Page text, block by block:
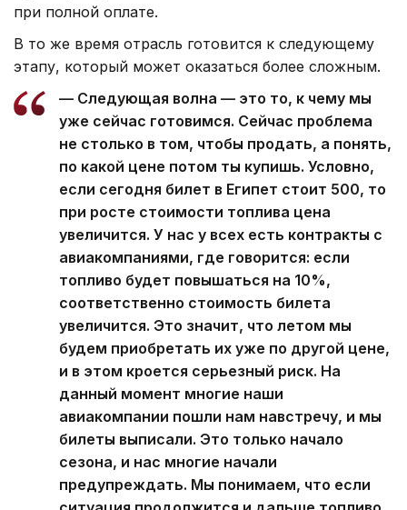
при полной оплате.
В то же время отрасль готовится к следующему
этапу, который может оказаться более сложным.
— Следующая волна — это то, к чему мы
уже сейчас готовимся. Сейчас проблема
не столько в том, чтобы продать, а понять,
по какой цене потом ты купишь. Условно,
если сегодня билет в Египет стоит 500, то
при росте стоимости топлива цена
увеличится. У нас у всех есть контракты с
авиакомпаниями, где говорится: если
топливо будет повышаться на 10%,
соответственно стоимость билета
увеличится. Это значит, что летом мы
будем приобретать их уже по другой цене,
и в этом кроется серьезный риск. На
данный момент многие наши
авиакомпании пошли нам навстречу, и мы
билеты выписали. Это только начало
сезона, и нас многие начали
предупреждать. Мы понимаем, что если